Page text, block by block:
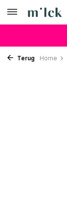
Terug Home